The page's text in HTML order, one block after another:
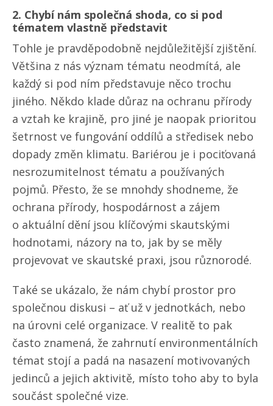
2. Chybí nám společná shoda, co si pod
tématem vlastně představit
Tohle je pravděpodobně nejdůležitější zjištění.
Většina z nás význam tématu neodmítá, ale
každý si pod ním představuje něco trochu
jiného. Někdo klade důraz na ochranu přírody
a vztah ke krajině, pro jiné je naopak prioritou
šetrnost ve fungování oddílů a středisek nebo
dopady změn klimatu. Bariérou je i pociťovaná
nesrozumitelnost tématu a používaných
pojmů. Přesto, že se mnohdy shodneme, že
ochrana přírody, hospodárnost a zájem
o aktuální dění jsou klíčovými skautskými
hodnotami, názory na to, jak by se měly
projevovat ve skautské praxi, jsou různorodé.
Také se ukázalo, že nám chybí prostor pro
společnou diskusi – ať už v jednotkách, nebo
na úrovni celé organizace. V realitě to pak
často znamená, že zahrnutí environmentálních
témat stojí a padá na nasazení motivovaných
jedinců a jejich aktivitě, místo toho aby to byla
součást společné vize.